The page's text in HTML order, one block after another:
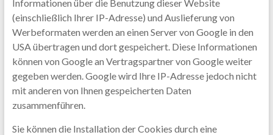
Informationen über die Benutzung dieser Website
(einschließlich Ihrer IP-Adresse) und Auslieferung von
Werbeformaten werden an einen Server von Google in den
USA übertragen und dort gespeichert. Diese Informationen
können von Google an Vertragspartner von Google weiter
gegeben werden. Google wird Ihre IP-Adresse jedoch nicht
mit anderen von Ihnen gespeicherten Daten
zusammenführen.
Sie können die Installation der Cookies durch eine